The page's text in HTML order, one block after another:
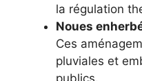
la régulation
Noues
Ces
pluviales et